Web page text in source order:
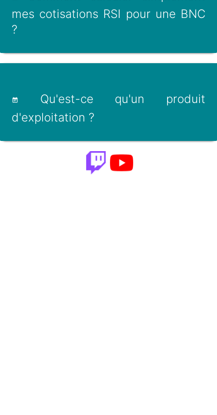
mes cotisations RSI pour une BNC
?
Qu'est-ce qu'un produit
d'exploitation ?